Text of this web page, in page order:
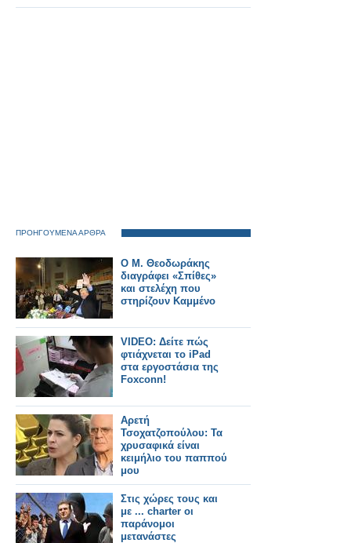
ΠΡΟΗΓΟΥΜΕΝΑ ΑΡΘΡΑ
Ο Μ. Θεοδωράκης
διαγράφει «Σπίθες»
και στελέχη που
στηρίζουν Καμμένο
VIDEO: Δείτε πώς
φτιάχνεται το iPad
στα εργοστάσια της
Foxconn!
Αρετή
Τσοχατζοπούλου: Τα
χρυσαφικά είναι
κειμήλιο του παππού
μου
Στις χώρες τους και
με ... charter οι
παράνομοι
μετανάστες